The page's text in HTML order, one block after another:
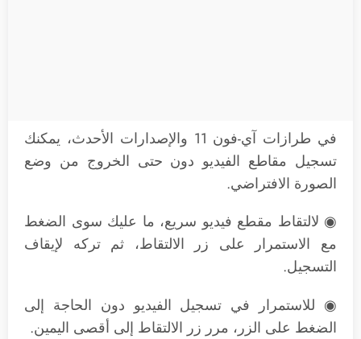
في طرازات ‌‌آي-فون 11 والإصدارات الأحدث، يمكنك
تسجيل مقاطع الفيديو دون حتى الخروج من وضع
الصورة الافتراضي.
◉ لالتقاط مقطع فيديو سريع، ما عليك سوى الضغط
مع الاستمرار على زر الالتقاط، ثم تركه لإيقاف
التسجيل.
◉ للاستمرار في تسجيل الفيديو دون الحاجة إلى
الضغط على الزر، مرر زر الالتقاط إلى أقصى اليمين.